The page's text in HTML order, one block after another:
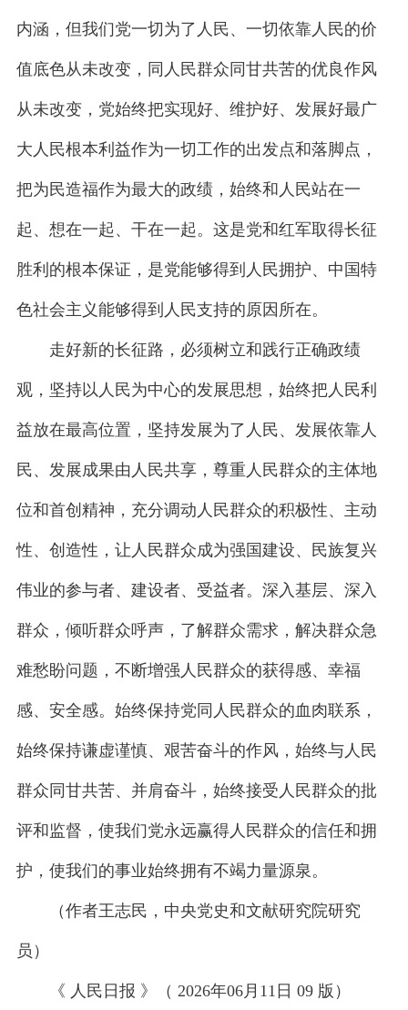
内涵，但我们党一切为了人民、一切依靠人民的价
值底色从未改变，同人民群众同甘共苦的优良作风
从未改变，党始终把实现好、维护好、发展好最广
大人民根本利益作为一切工作的出发点和落脚点，
把为民造福作为最大的政绩，始终和人民站在一
起、想在一起、干在一起。这是党和红军取得长征
胜利的根本保证，是党能够得到人民拥护、中国特
色社会主义能够得到人民支持的原因所在。
走好新的长征路，必须树立和践行正确政绩
观，坚持以人民为中心的发展思想，始终把人民利
益放在最高位置，坚持发展为了人民、发展依靠人
民、发展成果由人民共享，尊重人民群众的主体地
位和首创精神，充分调动人民群众的积极性、主动
性、创造性，让人民群众成为强国建设、民族复兴
伟业的参与者、建设者、受益者。深入基层、深入
群众，倾听群众呼声，了解群众需求，解决群众急
难愁盼问题，不断增强人民群众的获得感、幸福
感、安全感。始终保持党同人民群众的血肉联系，
始终保持谦虚谨慎、艰苦奋斗的作风，始终与人民
群众同甘共苦、并肩奋斗，始终接受人民群众的批
评和监督，使我们党永远赢得人民群众的信任和拥
护，使我们的事业始终拥有不竭力量源泉。
（作者王志民，中央党史和文献研究院研究
员）
《 人民日报 》（ 2026年06月11日 09 版）